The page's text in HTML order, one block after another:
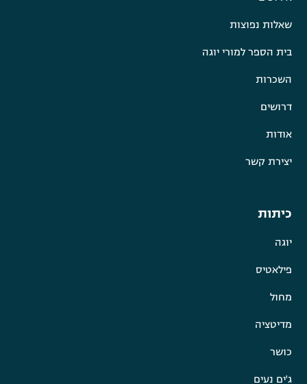
שאלות נפוצות
בית הספר למורי יוגה
השכרות
דרושים
אודות
יצירת קשר
כיתות
יוגה
פילאטיס
מחול
מדיטציה
כושר
ג'ים נעים